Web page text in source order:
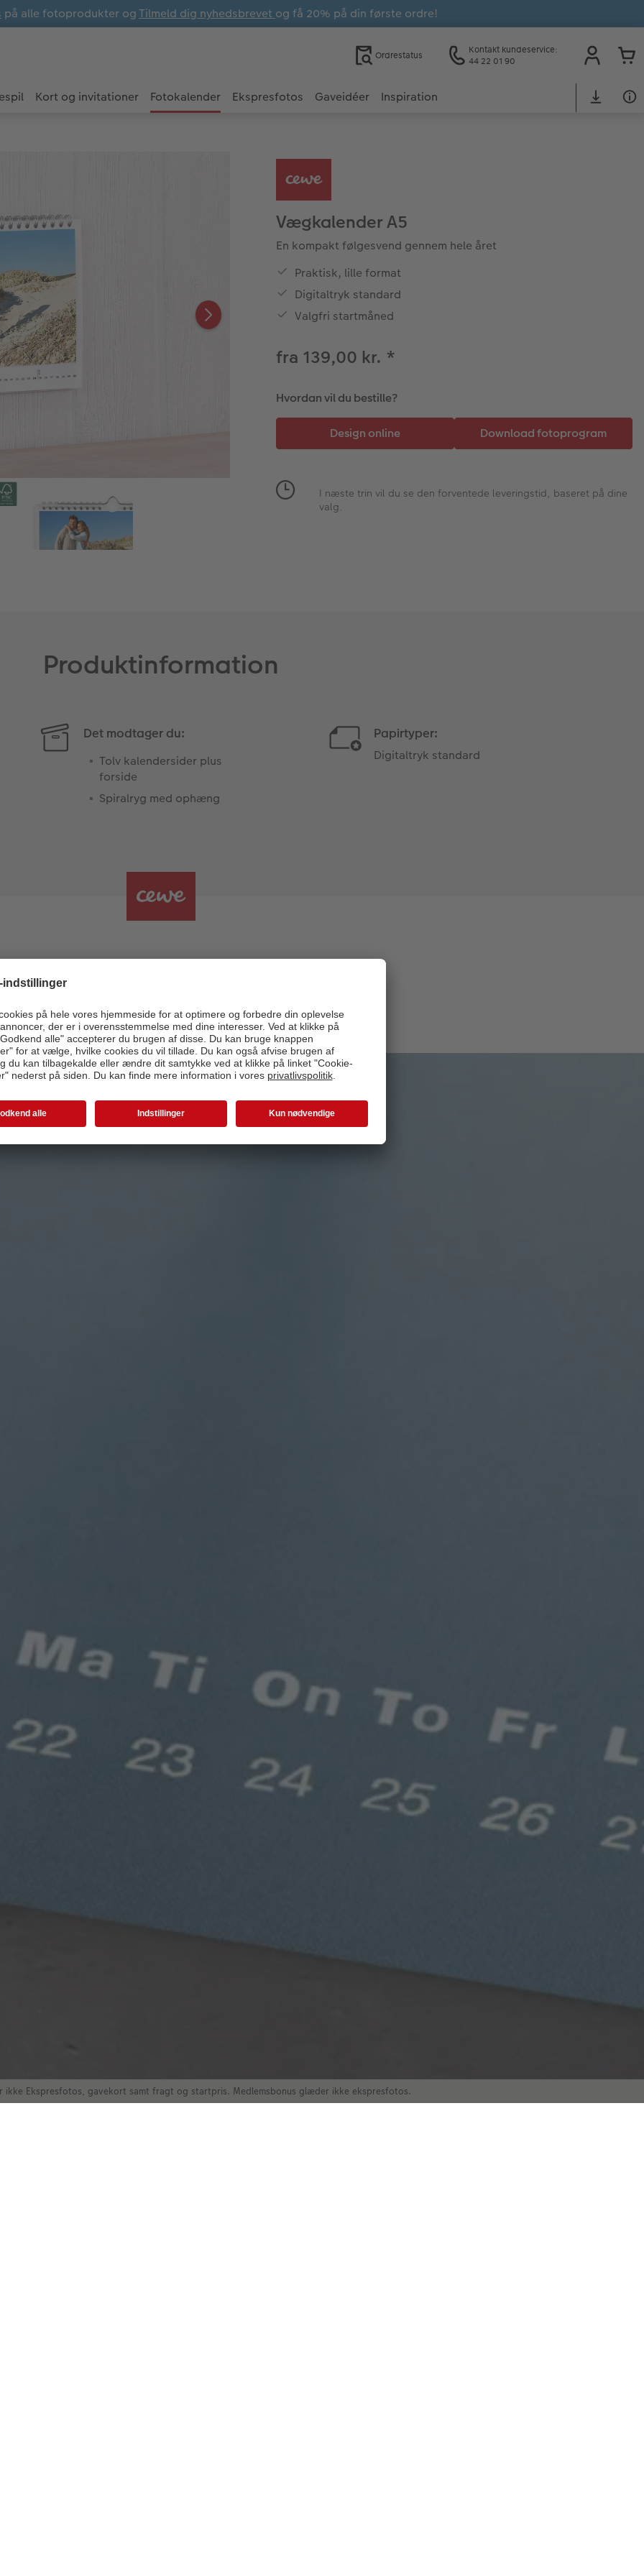
på alle fotoprodukter ogTilmeld dig nyhedsbrevet og få 20% på din første ordre!
Ordrestatus
Kontakt kundeservice:
44 22 01 90
Kort og invitationer Fotokalender Ekspresfotos Gaveidéer Inspiration
Vægkalender A5
En kompakt følgesvend gennem hele året
Praktisk, lille format
Digitaltryk standard
Valgfri startmåned
fra 139,00 kr. *
Hvordan vil du bestille?
I næste trin vil du se den forventede leveringstid, baseret på dine
valg.
Produktinformation
Det modtager du:
Tolv kalendersider plus
forside
Spiralryg med ophæng
Papirtyper:
Digitaltryk standard
Alt om vores papirtyper
Læs mere om digitaltryk standard
Ekspresfotos, gavekort samt fragt og startpris. Medlemsbonus glæder ikke ekspresfotos.